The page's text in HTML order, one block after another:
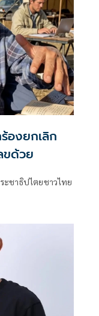
ๆ หากใครยังมีข้อ
ราะมีปัญหา 2 ส่วน
องยกเลิก
ขด้วย
ชาธิปไตยชาวไทย